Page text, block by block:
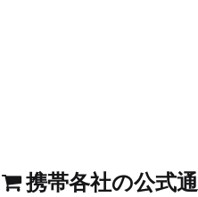
携帯各社の公式